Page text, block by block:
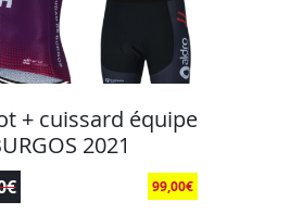
+ cuissard équipe
2021
€ 99,00€